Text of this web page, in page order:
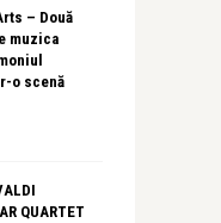
– Două
muzica
o scenă
QUARTET